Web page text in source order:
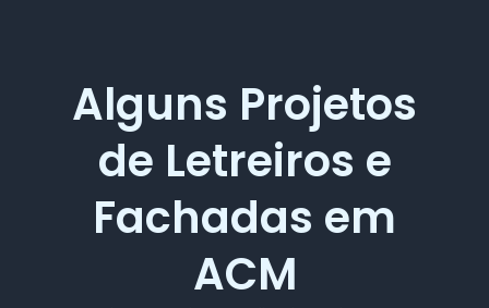
Alguns Projetos
de Letreiros e
Fachadas em
ACM